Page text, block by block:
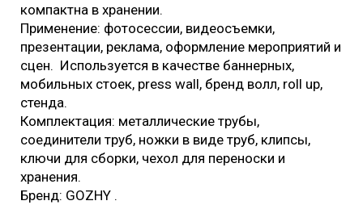
компактна в хранении.
Применение: фотосессии, видеосъемки,
презентации, реклама, оформление мероприятий и
сцен. Используется в качестве баннерных,
мобильных стоек, press wall, бренд волл, roll up,
стенда.
Комплектация: металлические трубы,
соединители труб, ножки в виде труб, клипсы,
ключи для сборки, чехол для переноски и
хранения.
Бренд: GOZHY .